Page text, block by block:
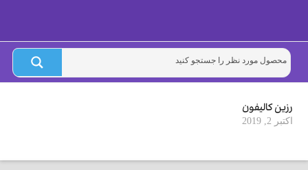
رزین کالیفون
اکتبر 2, 2019